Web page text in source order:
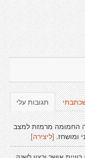
תגובות עלי
החמומה מרמזת למצב
ומושחז. [ליצירה]